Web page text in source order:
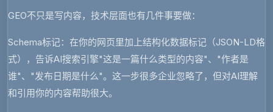
GEO不只是写内容，技术层面也有几件事要做：
Schema标记：在你的网页里加上结构化数据标记（JSON-LD格
式），告诉AI搜索引擎"这是一篇什么类型的内容"、"作者是
谁"、"发布日期是什么"。这一步很多企业忽略了，但对AI理解
和引用你的内容帮助很大。